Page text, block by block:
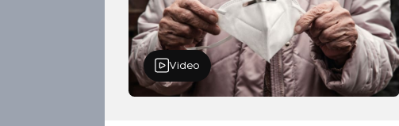
Video